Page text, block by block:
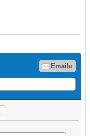
Emailu